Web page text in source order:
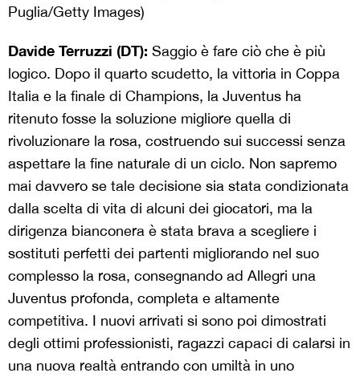
Puglia/Getty Images)
Davide Terruzzi (DT): Saggio è fare ciò che è più
logico. Dopo il quarto scudetto, la vittoria in Coppa
Italia e la finale di Champions, la Juventus ha
ritenuto fosse la soluzione migliore quella di
rivoluzionare la rosa, costruendo sui successi senza
aspettare la fine naturale di un ciclo. Non sapremo
mai davvero se tale decisione sia stata condizionata
dalla scelta di vita di alcuni dei giocatori, ma la
dirigenza bianconera è stata brava a scegliere i
sostituti perfetti dei partenti migliorando nel suo
complesso la rosa, consegnando ad Allegri una
Juventus profonda, completa e altamente
competitiva. I nuovi arrivati si sono poi dimostrati
degli ottimi professionisti, ragazzi capaci di calarsi in
una nuova realtà entrando con umiltà in uno